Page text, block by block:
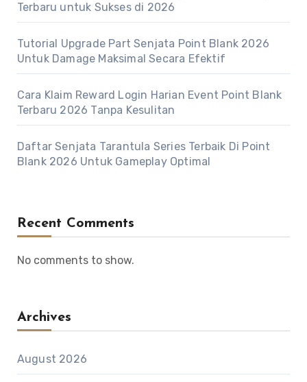
Terbaru untuk Sukses di 2026
Tutorial Upgrade Part Senjata Point Blank 2026
Untuk Damage Maksimal Secara Efektif
Cara Klaim Reward Login Harian Event Point Blank
Terbaru 2026 Tanpa Kesulitan
Daftar Senjata Tarantula Series Terbaik Di Point
Blank 2026 Untuk Gameplay Optimal
Recent Comments
No comments to show.
Archives
August 2026